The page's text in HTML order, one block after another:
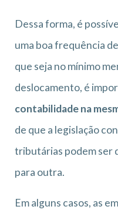
Dessa forma, é
uma boa frequência
que seja no mínimo
deslocamento, é
contabilidade na
de que a legislação
tributárias podem ser
para outra.
Em alguns casos, as